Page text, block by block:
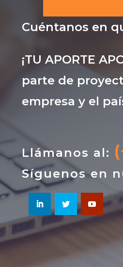
Cuéntanos en
¡TU APORTE
parte de
empresa y el
Llámanos al:
Síguenos en